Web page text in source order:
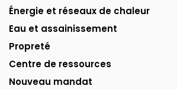
Énergie et réseaux de chaleur
Eau et assainissement
Propreté
Centre de ressources
Nouveau mandat